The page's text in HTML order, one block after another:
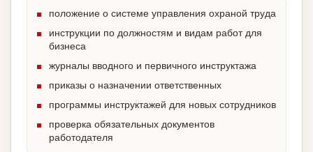
положение о системе управления охраной труда
инструкции по должностям и видам работ для
бизнеса
журналы вводного и первичного инструктажа
приказы о назначении ответственных
программы инструктажей для новых сотрудников
проверка обязательных документов
работодателя